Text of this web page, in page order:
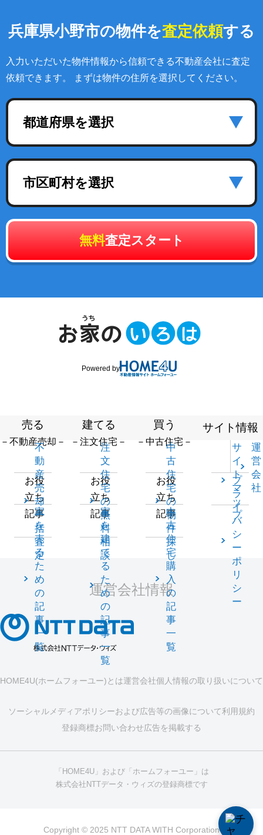
兵庫県小野市の物件を査定依頼する
入力いただいた物件情報から信頼できる不動産会社に査定
依頼できます。 まずは物件の住所を選択してください。
都道府県を選択
市区町村を選択
無料査定スタート
Powered by
売る
－不動産売却－
不
動
産
売
却
一
括
査
定
お役
立ち
記事
家
を
売
る
た
め
の
記
事
一
覧
建てる
－注文住宅－
注
文
住
宅
の
無
料
相
談
お役
立ち
記事
家
を
建
て
る
た
め
の
記
事
一
覧
買う
－中古住宅－
中
古
住
宅
の
物
件
探
し
お役
立ち
記事
中
古
住
宅
購
入
の
記
事
一
覧
サイト情報
サ
イ
ト
マ
ッ
プ
運
営
会
社
プ
ラ
イ
バ
シ
ー
ポ
リ
シ
ー
運営会社情報
HOME4U(ホームフォーユー)とは運営会社個人情報の取り扱いについて
ソーシャルメディアポリシーおよび広告等の画像について利用規約
登録商標お問い合わせ広告を掲載する
「HOME4U」および「ホームフォーユー」は
株式会社NTTデータ・ウィズの登録商標です
Copyright © 2025 NTT DATA WITH Corporation